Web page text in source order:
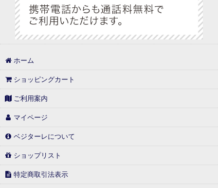
プチギフト特集
べジターレ ノンアルコールスパークリング特集
1,000円以内
1,000円台の可愛いギフト
1,001円〜3,000円
5,001円〜10,000円
10,001円以上
常温(冷蔵)と同梱可能商品
ホーム
ショッピングカート
ご利用案内
マイページ
ベジターレについて
ショップリスト
特定商取引法表示